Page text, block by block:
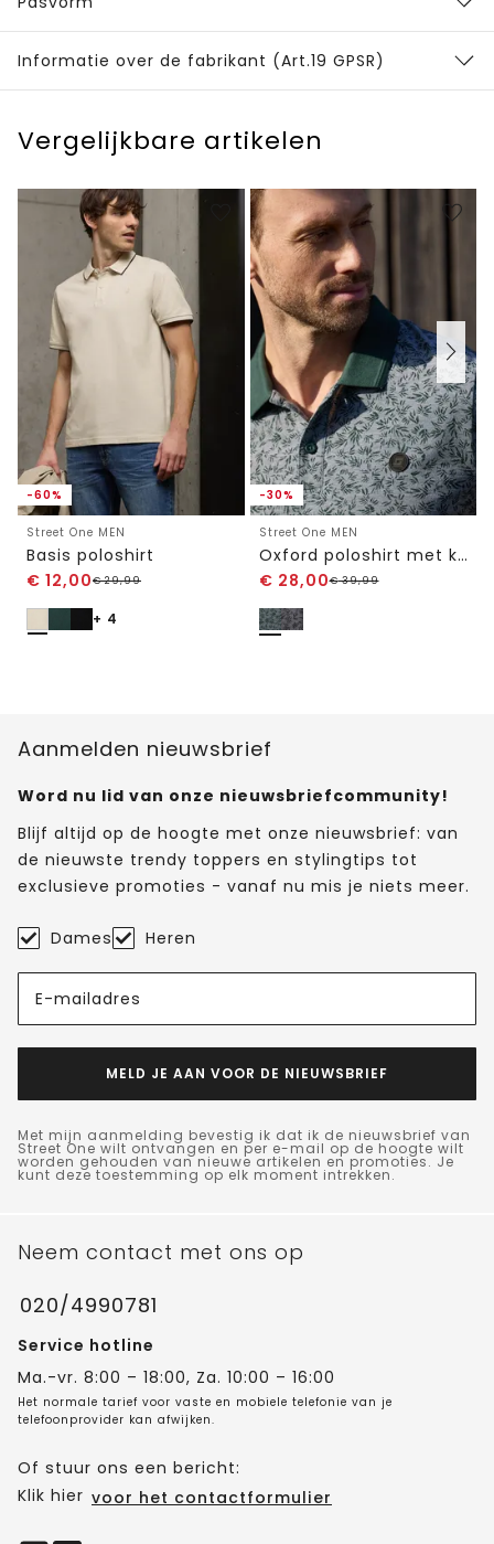
Informatie over de fabrikant (Art.19 GPSR)
Vergelijkbare artikelen
-60%
Street One MEN
Basis poloshirt
€ 12,00€29,99
+ 4
-30%
Street One MEN
Oxford poloshirt met korte mouwen en print
€ 28,00€39,99
Aanmelden nieuwsbrief
Word nu lid van onze nieuwsbriefcommunity!
Blijf altijd op de hoogte met onze nieuwsbrief: van
de nieuwste trendy toppers en stylingtips tot
exclusieve promoties - vanaf nu mis je niets meer.
Dames Heren
E-mailadres
MELD JE AAN VOOR DE NIEUWSBRIEF
Met mijn aanmelding bevestig ik dat ik de nieuwsbrief van
Street One wilt ontvangen en per e-mail op de hoogte wilt
worden gehouden van nieuwe artikelen en promoties. Je
kunt deze toestemming op elk moment intrekken.
Neem contact met ons op
020/4990781
Service hotline
Ma.-vr. 8:00 – 18:00, Za. 10:00 – 16:00
Het normale tarief voor vaste en mobiele telefonie van je
telefoonprovider kan afwijken.
Of stuur ons een bericht:
Klik hier voor het contactformulier